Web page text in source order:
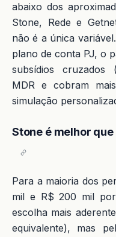
abaixo dos
Stone, Rede e
não é a única
plano de conta PJ, o
subsídios cruzados
MDR e cobram
simulação
Stone é melhor que
Para a maioria dos
mil e R$ 200 mil
escolha mais
equivalente), mas